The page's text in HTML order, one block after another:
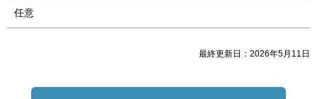
任意
最終更新日：2026年5月11日